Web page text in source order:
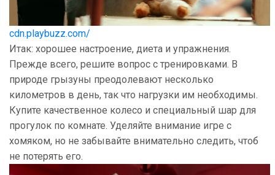
cdn.playbuzz.com/
Итак: хорошее настроение, диета и упражнения.
Прежде всего, решите вопрос с тренировками. В
природе грызуны преодолевают несколько
километров в день, так что нагрузки им необходимы.
Купите качественное колесо и специальный шар для
прогулок по комнате. Уделяйте внимание игре с
хомяком, но не забывайте внимательно следить, чтоб
не потерять его.